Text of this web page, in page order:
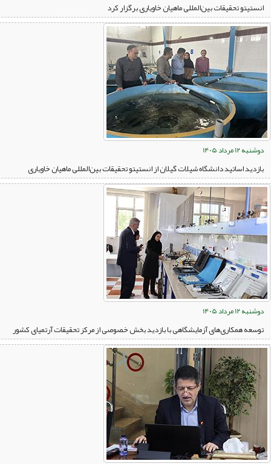
انستیتو تحقیقات بین‌المللی ماهیان خاویاری برگزار کرد
دوشنبه 12 مرداد 1405
بازدید اساتید دانشگاه شیلات گیلان از انستیتو تحقیقات بین‌المللی ماهیان خاویاری
دوشنبه 12 مرداد 1405
توسعه همکاری‌های آزمایشگاهی با بازدید بخش خصوصی از مرکز تحقیقات آرتمیای کشور